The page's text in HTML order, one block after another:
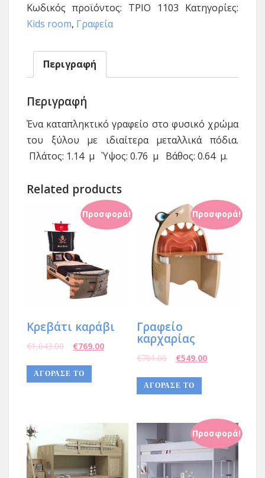
Κωδικός προϊόντος: ΤΡΙΟ 1103 Κατηγορίες:
Kids room, Γραφεία
Περιγραφή
Περιγραφή
Ένα καταπληκτικό γραφείο στο φυσικό χρώμα
του ξύλου με ιδιαίτερα μεταλλικά πόδια.
Πλάτος: 1.14 μ Ύψος: 0.76 μ Βάθος: 0.64 μ.
Related products
Προσφορά!
Κρεβάτι καράβι
€1,043.00 €769.00
ΑΓΌΡΑΣΈ ΤΟ
Προσφορά!
Γραφείο
καρχαρίας
€701.00 €549.00
AΓΌΡΑΣΈ ΤΟ
Προσφορά!